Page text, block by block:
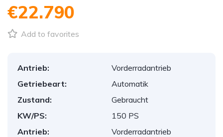
€22.790
Add to favorites
Antrieb:
Vorderradantrieb
Getriebeart:
Automatik
Zustand:
Gebraucht
KW/PS:
150 PS
Antrieb:
Vorderradantrieb